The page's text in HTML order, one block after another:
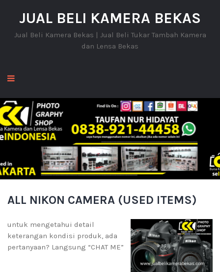
JUAL BELI KAMERA BEKAS
Jual Beli Kamera Bekas | Jual Beli Tukar Tambah Kamera
dan Lensa Bekas
ALL NIKON CAMERA (USED ITEMS)
untuk mengetahui detail
keterangan kondisi produk, ada
pertanyaan? Langsung “CHAT ME”